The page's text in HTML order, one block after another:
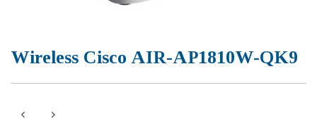
Wireless Cisco AIR-AP1810W-QK9